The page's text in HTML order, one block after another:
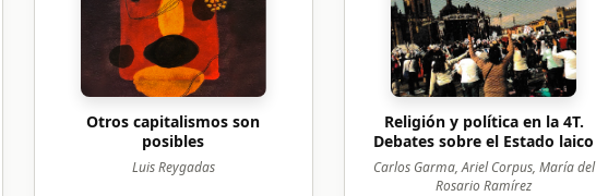
Otros capitalismos son
posibles
Luis Reygadas
Religión y política en la 4T.
Debates sobre el Estado laico
Carlos Garma, Ariel Corpus, María del
Rosario Ramírez